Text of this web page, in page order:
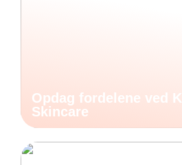
Opdag fordelene ved
Skincare